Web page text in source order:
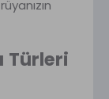
Türleri